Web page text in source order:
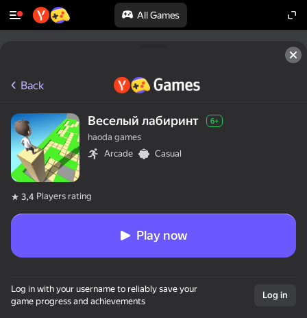
All Games
Back
Веселый лабиринт 6+
haoda games
Arcade
Casual
3,4 Players rating
Play now
Log in with your username to reliably save your
game progress and achievements
Log in